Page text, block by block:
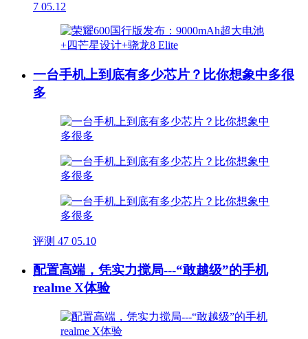
7 05.12
一台手机上到底有多少芯片？比你想象中多很
多
评测 47 05.10
配置高端，凭实力搅局---“敢越级”的手机
realme X体验